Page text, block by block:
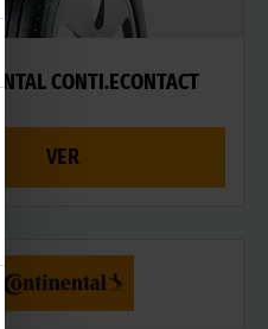
CONTI.ECONTACT
VER